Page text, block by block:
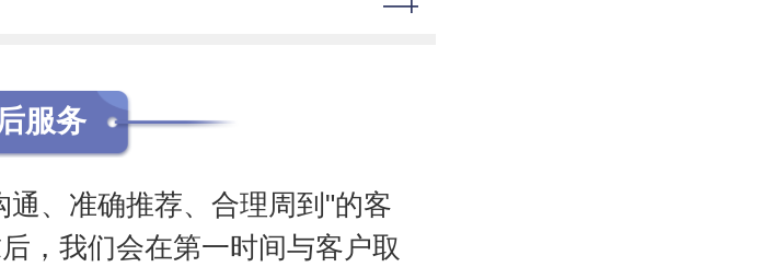
服务
、准确推荐、合理周到"的客
，我们会在第一时间与客户取